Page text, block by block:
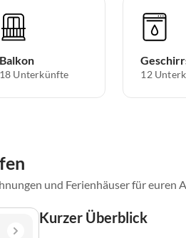
Balkon
18 Unterkünfte 12
und Ferienhäuser für euren
Kurzer Überblick